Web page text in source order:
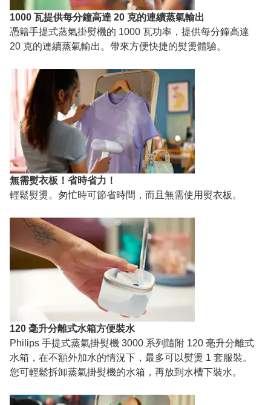
1000 瓦提供每分鐘高達 20 克的連續蒸氣輸出
憑籍手提式蒸氣掛熨機的 1000 瓦功率，提供每分鐘高達
20 克的連續蒸氣輸出。帶來方便快捷的熨燙體驗。
無需熨衣板！省時省力！
輕鬆熨燙。匆忙時可節省時間，而且無需使用熨衣板。
120 毫升分離式水箱方便裝水
Philips 手提式蒸氣掛熨機 3000 系列隨附 120 毫升分離式
水箱，在不額外加水的情況下，最多可以熨燙 1 套服裝。
您可輕鬆拆卸蒸氣掛熨機的水箱，再放到水槽下裝水。